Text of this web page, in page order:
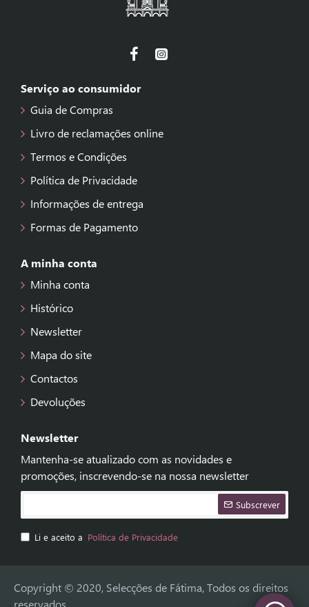
Serviço ao consumidor
Guia de Compras
Livro de reclamações online
Termos e Condições
Política de Privacidade
Informações de entrega
Formas de Pagamento
A minha conta
Minha conta
Histórico
Newsletter
Mapa do site
Contactos
Devoluções
Newsletter
Mantenha-se atualizado com as novidades e
promoções, inscrevendo-se na nossa newsletter
Subscrever
Li e aceito a Política de Privacidade
Copyright © 2020, Selecções de Fátima, Todos os direitos
reservados